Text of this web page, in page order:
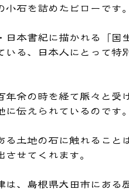
小石を詰めたピローです。
日本書紀に描かれる
「国
いる、日本人にとって特
年余の時を経て脈々と受
伝えられているのです。
る土地の石に触れること
せてくれます。
は、島根県大田市にある